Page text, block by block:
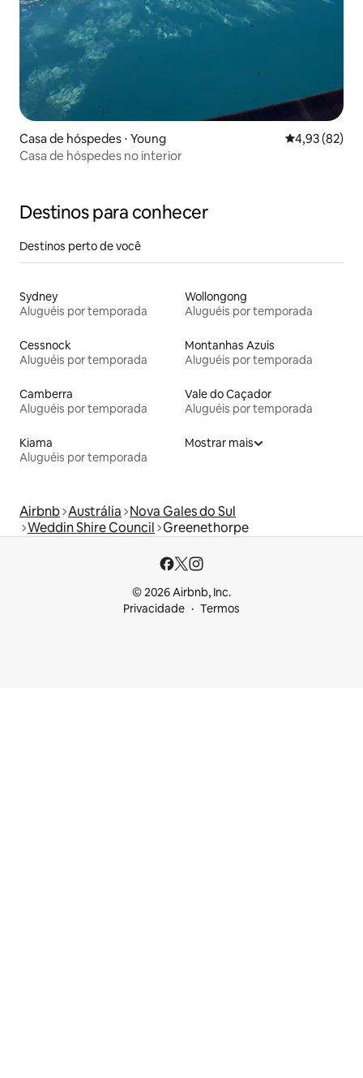
Casa de hóspedes ⋅ Young 4,93 de uma
4,93 (82)
Casa de hóspedes no interior
Destinos para conhecer
Destinos perto de você
Sydney
Aluguéis por temporada
Wollongong
Aluguéis por temporada
Cessnock
Aluguéis por temporada
Montanhas Azuis
Aluguéis por temporada
Camberra
Aluguéis por temporada
Vale do Caçador
Aluguéis por temporada
Kiama
Aluguéis por temporada
Mostrar mais
Airbnb Austrália Nova Gales do Sul
Weddin Shire Council Greenethorpe
© 2026 Airbnb, Inc.
Privacidade
Termos